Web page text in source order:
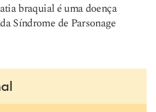
braquial é uma doença
Síndrome de Parsonage